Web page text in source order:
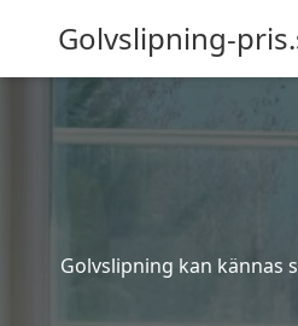
Golvslipning-
Golvslipning kan kännas